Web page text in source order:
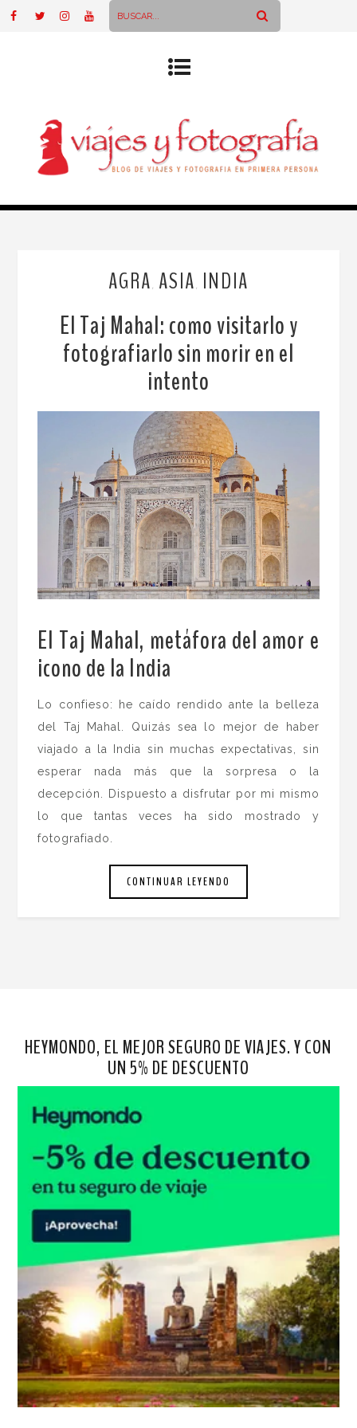
AGRA ASIA INDIA
El Taj Mahal: como visitarlo y
fotografiarlo sin morir en el
intento
El Taj Mahal, metáfora del amor e
icono de la India
Lo confieso: he caído rendido ante la belleza
del Taj Mahal. Quizás sea lo mejor de haber
viajado a la India sin muchas expectativas, sin
esperar nada más que la sorpresa o la
decepción. Dispuesto a disfrutar por mi mismo
lo que tantas veces ha sido mostrado y
fotografiado.
CONTINUAR LEYENDO
HEYMONDO, EL MEJOR SEGURO DE VIAJES. Y CON
UN 5% DE DESCUENTO